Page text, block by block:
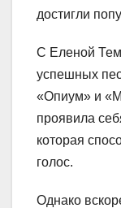
достигли
С Еленой
успешных
«Опиум» и
проявила
которая
голос.
Однако